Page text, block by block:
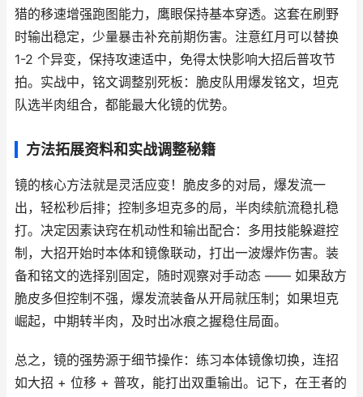
猎的移速增强跑图能力，鹰眼保持基本穿透。这套在刷野
时输出稳定，少量暴击补充前期伤害。注意红月可以替换
1-2 个异变，保持攻速适中，免得太快影响大招后普攻节
拍。实战中，铭文调整别死板：脆皮队用爆发铭文，坦克
队选半肉组合，都能最大化镜的优势。
方法拓展资料和实战调整秘籍
镜的核心方法就是灵活应变！脆皮多的对局，爆发流一
出，轻松秒后排；控制多坦克多的局，半肉续航流稳扎稳
打。决定因素诀窍在机动性和输出配合：多用技能躲避控
制，大招开始时本体和镜像联动，打出一波爆炸伤害。装
备和铭文的选择别固定，随时观察对手动态 —— 如果敌方
脆皮多但控制不强，爆发流装备从开局就压制；如果坦克
崛起，中期转半肉，及时出冰痕之握稳住局面。
总之，镜的强势源于细节操作：练习本体镜像切换，连招
如大招 + 位移 + 普攻，能打出双重输出。记下，在王者的